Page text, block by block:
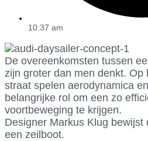
10:37 am
De overeenkomsten tussen
zijn groter dan men denkt. Op
straat spelen aerodynamica
belangrijke rol om een zo
voortbeweging te krijgen.
Designer Markus Klug bewijst
een zeilboot.